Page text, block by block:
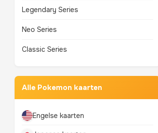
Legendary Series
Neo Series
Classic Series
Alle Pokemon kaarten
Engelse kaarten